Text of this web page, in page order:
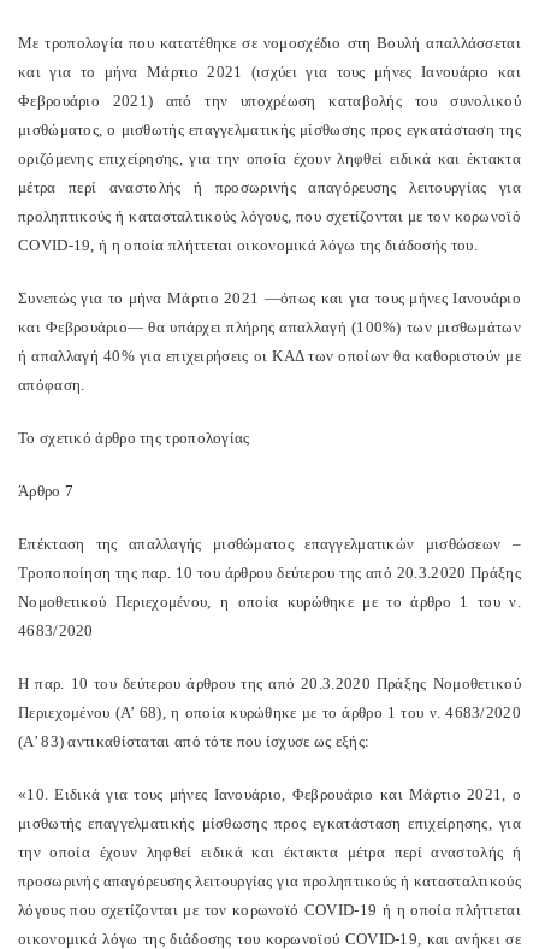
Με τροπολογία που κατατέθηκε σε νομοσχέδιο στη Βουλή απαλλάσσεται
και για το μήνα Μάρτιο 2021 (ισχύει για τους μήνες Ιανουάριο και
Φεβρουάριο 2021) από την υποχρέωση καταβολής του συνολικού
μισθώματος, ο μισθωτής επαγγελματικής μίσθωσης προς εγκατάσταση της
οριζόμενης επιχείρησης, για την οποία έχουν ληφθεί ειδικά και έκτακτα
μέτρα περί αναστολής ή προσωρινής απαγόρευσης λειτουργίας για
προληπτικούς ή κατασταλτικούς λόγους, που σχετίζονται με τον κορωνοϊό
COVID-19, ή η οποία πλήττεται οικονομικά λόγω της διάδοσής του.
Συνεπώς για το μήνα Μάρτιο 2021 —όπως και για τους μήνες Ιανουάριο
και Φεβρουάριο— θα υπάρχει πλήρης απαλλαγή (100%) των μισθωμάτων
ή απαλλαγή 40% για επιχειρήσεις οι ΚΑΔ των οποίων θα καθοριστούν με
απόφαση.
Το σχετικό άρθρο της τροπολογίας
Άρθρο 7
Επέκταση της απαλλαγής μισθώματος επαγγελματικών μισθώσεων –
Τροποποίηση της παρ. 10 του άρθρου δεύτερου της από 20.3.2020 Πράξης
Νομοθετικού Περιεχομένου, η οποία κυρώθηκε με το άρθρο 1 του ν.
4683/2020
Η παρ. 10 του δεύτερου άρθρου της από 20.3.2020 Πράξης Νομοθετικού
Περιεχομένου (Α’ 68), η οποία κυρώθηκε με το άρθρο 1 του ν. 4683/2020
(Α’ 83) αντικαθίσταται από τότε που ίσχυσε ως εξής:
«10. Ειδικά για τους μήνες Ιανουάριο, Φεβρουάριο και Μάρτιο 2021, ο
μισθωτής επαγγελματικής μίσθωσης προς εγκατάσταση επιχείρησης, για
την οποία έχουν ληφθεί ειδικά και έκτακτα μέτρα περί αναστολής ή
προσωρινής απαγόρευσης λειτουργίας για προληπτικούς ή κατασταλτικούς
λόγους που σχετίζονται με τον κορωνοϊό COVID-19 ή η οποία πλήττεται
οικονομικά λόγω της διάδοσης του κορωνοϊού COVID-19, και ανήκει σε